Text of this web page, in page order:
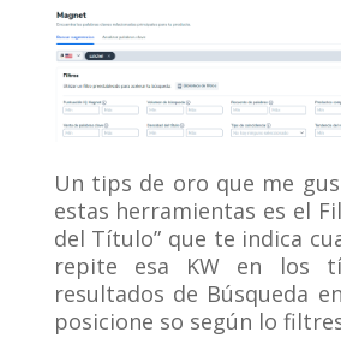
Un tips de oro que me
estas herramientas es el
del Título” que te indica
repite esa KW en los
resultados de Búsqueda
posicione so según lo